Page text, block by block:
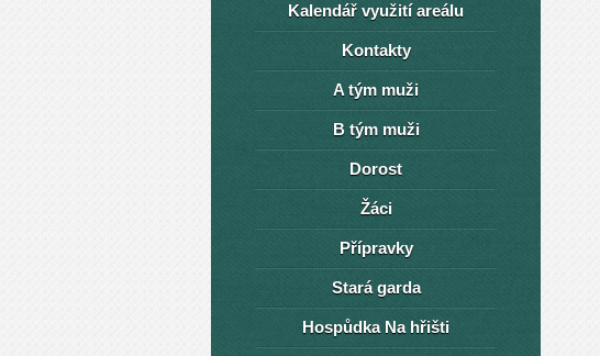
Kalendář využití areálu
Kontakty
A tým muži
B tým muži
Dorost
Žáci
Přípravky
Stará garda
Hospůdka Na hřišti